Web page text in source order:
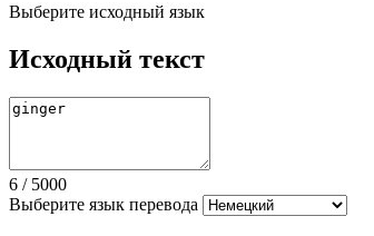
Выберите исходный язык
Исходный текст
6 / 5000
Выберите язык перевода